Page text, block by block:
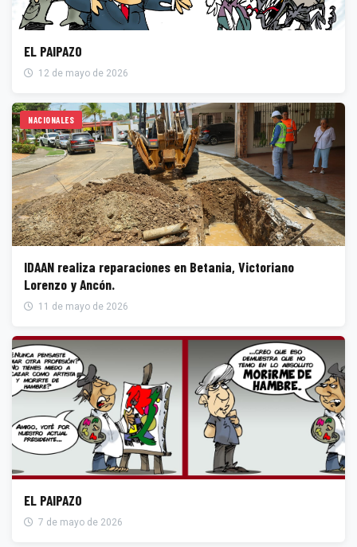
EL PAIPAZO
12 de mayo de 2026
NACIONALES
IDAAN realiza reparaciones en Betania, Victoriano
Lorenzo y Ancón.
11 de mayo de 2026
EL PAIPAZO
7 de mayo de 2026